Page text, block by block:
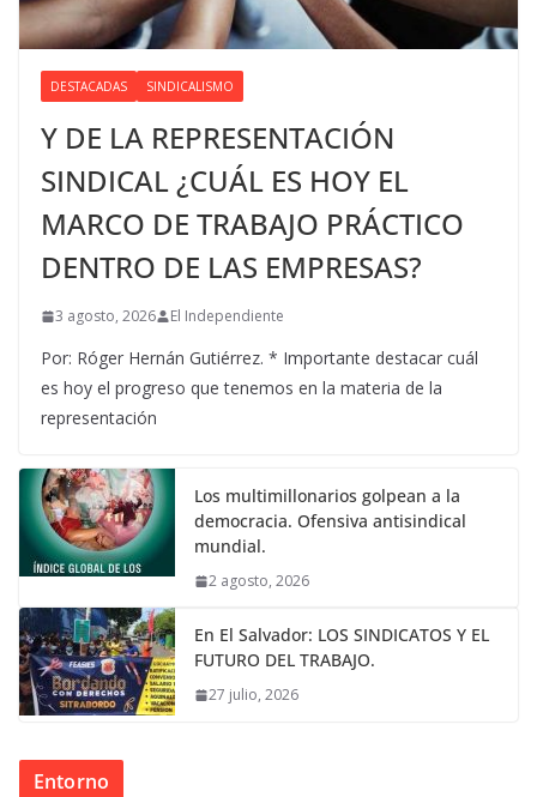
DESTACADAS SINDICALISMO
Y DE LA REPRESENTACIÓN
SINDICAL ¿CUÁL ES HOY EL
MARCO DE TRABAJO PRÁCTICO
DENTRO DE LAS EMPRESAS?
3 agosto, 2026 El Independiente
Por: Róger Hernán Gutiérrez. * Importante destacar cuál
es hoy el progreso que tenemos en la materia de la
representación
Los multimillonarios golpean a la
democracia. Ofensiva antisindical
mundial.
2 agosto, 2026
En El Salvador: LOS SINDICATOS Y EL
FUTURO DEL TRABAJO.
27 julio, 2026
Entorno